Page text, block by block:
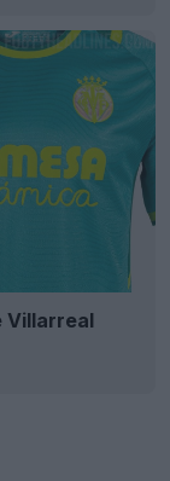
Villarreal